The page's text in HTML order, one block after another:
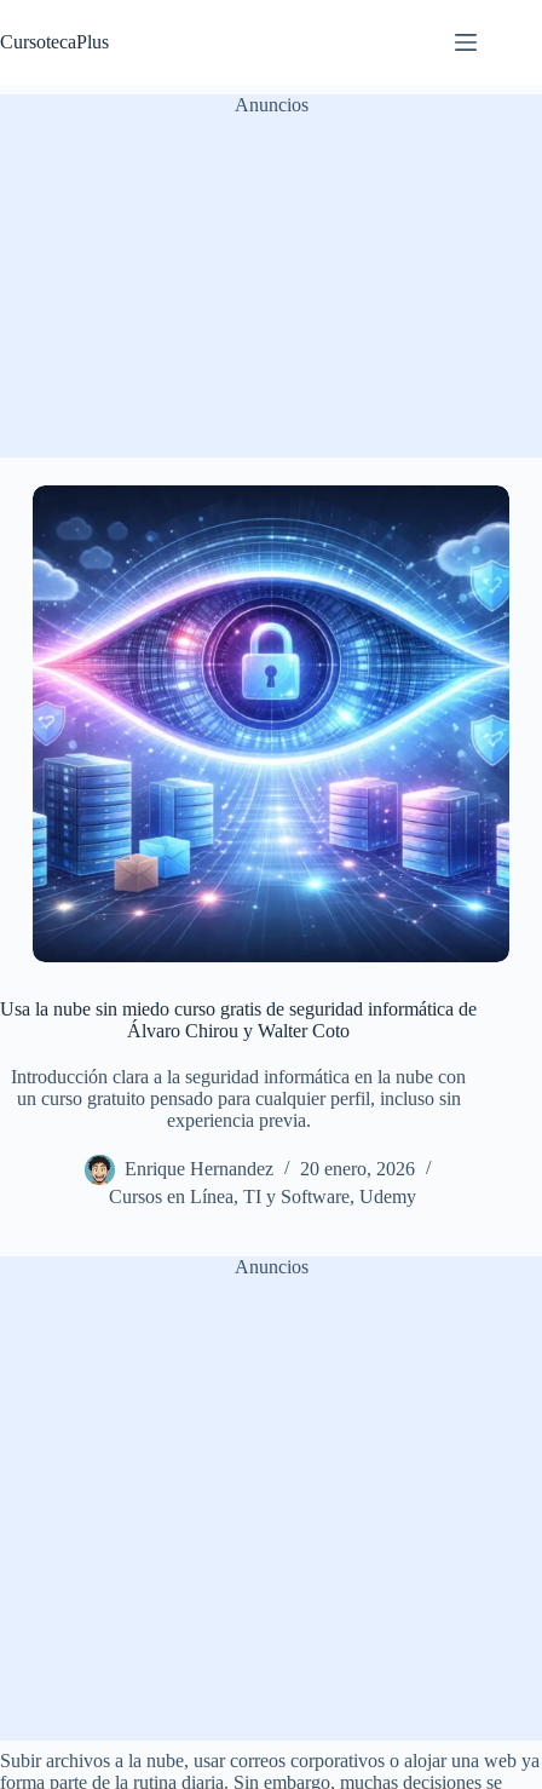
al
contenido
CursotecaPlus
Anuncios
Usa la nube sin miedo curso gratis de seguridad informática de
Álvaro Chirou y Walter Coto
Introducción clara a la seguridad informática en la nube con
un curso gratuito pensado para cualquier perfil, incluso sin
experiencia previa.
Enrique Hernandez
20 enero, 2026
Cursos en Línea,TI y Software,Udemy
Anuncios
Subir archivos a la nube, usar correos corporativos o alojar una web ya
forma parte de la rutina diaria. Sin embargo, muchas decisiones se